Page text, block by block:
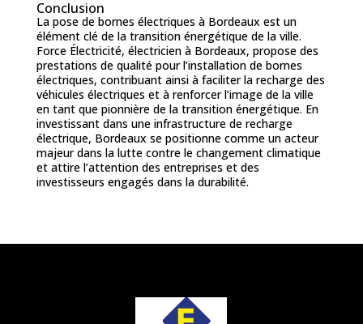
Conclusion
La pose de bornes électriques à Bordeaux est un
élément clé de la transition énergétique de la ville.
Force Électricité, électricien à Bordeaux, propose des
prestations de qualité pour l’installation de bornes
électriques, contribuant ainsi à faciliter la recharge des
véhicules électriques et à renforcer l’image de la ville
en tant que pionnière de la transition énergétique. En
investissant dans une infrastructure de recharge
électrique, Bordeaux se positionne comme un acteur
majeur dans la lutte contre le changement climatique
et attire l’attention des entreprises et des
investisseurs engagés dans la durabilité.